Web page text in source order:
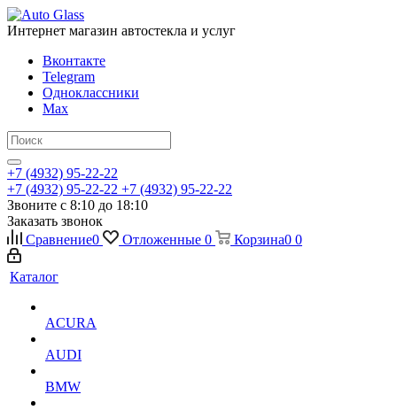
Интернет магазин автостекла и услуг
Вконтакте
Telegram
Одноклассники
Max
+7 (4932) 95-22-22
+7 (4932) 95-22-22 +7 (4932) 95-22-22
Звоните с 8:10 до 18:10
Заказать звонок
Сравнение0 Отложенные 0 Корзина0 0
Каталог
ACURA
AUDI
BMW